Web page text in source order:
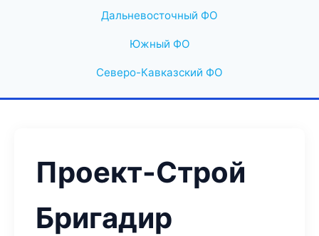
Дальневосточный ФО
Южный ФО
Северо-Кавказский ФО
Проект-Строй
Бригадир